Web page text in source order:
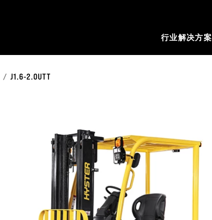
行业解决方案
J1.6-2.0UTT